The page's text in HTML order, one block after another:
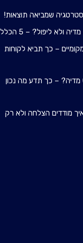
שמביאה תוצאות!
ליפול? – 5 הכללים!
– כך תביא לקוחות
מדיה? – כך תדע מה נכון
מודדים הצלחה ולא רק